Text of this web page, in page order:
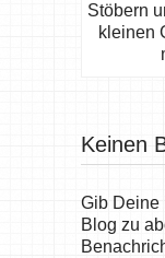
Stöbern
kleinen
Keinen
Gib Deine
Blog zu